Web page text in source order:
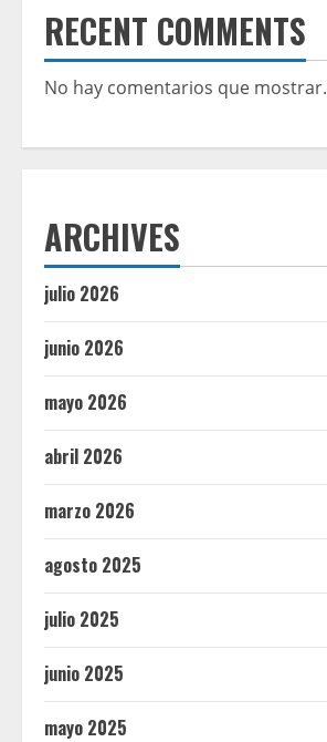
RECENT COMMENTS
No hay comentarios que mostrar.
ARCHIVES
julio 2026
junio 2026
mayo 2026
abril 2026
marzo 2026
agosto 2025
julio 2025
junio 2025
mayo 2025